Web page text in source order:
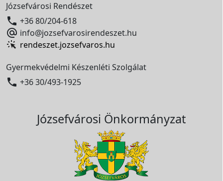
Józsefvárosi Rendészet
 +36 80/204-618
 info@jozsefvarosirendeszet.hu
rendeszet.jozsefvaros.hu
Gyermekvédelmi Készenléti Szolgálat
 +36 30/493-1925
Józsefvárosi Önkormányzat